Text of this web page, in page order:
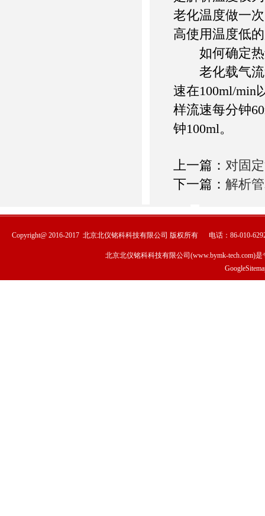
老化温度做一
高使用温度低
如何确定热
老化载气流
速在100ml/min
样流速每分钟
钟100ml。
上一篇： 对固
下一篇： 解析
Copyright@ 2016-2017 北京北仪铭科科技有限公司 版权所有 电话：86-010-
北京北仪铭科科技有限公司(www.bymk-tech.com)是